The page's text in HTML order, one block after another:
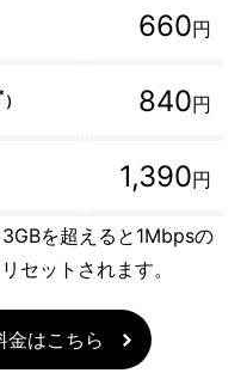
660円
* ） 840円
1,390円
を超えると1Mbpsの
セットされます。
金はこちら